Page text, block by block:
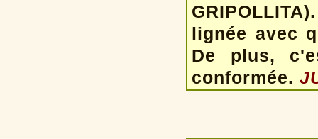
lignée avec
De plus,
conformée.